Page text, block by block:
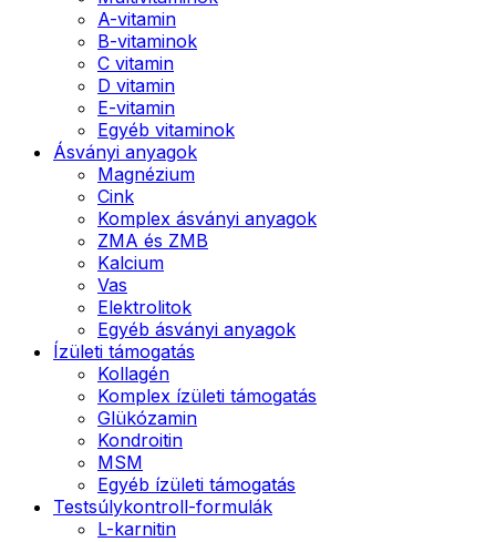
A-vitamin
B-vitaminok
C vitamin
D vitamin
E-vitamin
Egyéb vitaminok
Ásványi anyagok
Magnézium
Cink
Komplex ásványi anyagok
ZMA és ZMB
Kalcium
Vas
Elektrolitok
Egyéb ásványi anyagok
Ízületi támogatás
Kollagén
Komplex ízületi támogatás
Glükózamin
Kondroitin
MSM
Egyéb ízületi támogatás
Testsúlykontroll-formulák
L-karnitin